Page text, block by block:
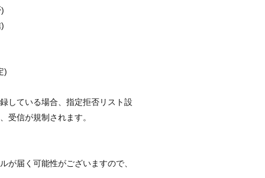
)
している場合、指定拒否リスト設
受信が規制されます。
が届く可能性がございますので、